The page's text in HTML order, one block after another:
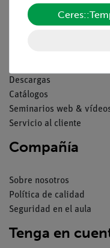
Pie de imprenta
Descargas
Catálogos
Seminarios web &
Servicio al cliente
Compañía
Sobre nosotros
Política de calidad
Seguridad en el aula
Tenga en